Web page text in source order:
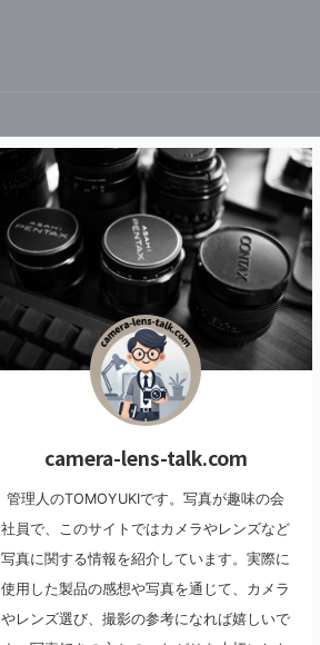
camera-lens-talk.com
管理人のTOMOYUKIです。写真が趣味の会
社員で、このサイトではカメラやレンズなど
写真に関する情報を紹介しています。実際に
使用した製品の感想や写真を通じて、カメラ
やレンズ選び、撮影の参考になれば嬉しいで